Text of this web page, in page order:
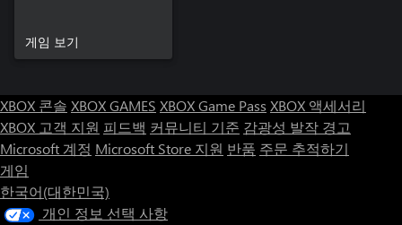
게임 보기
XBOX 콘솔 XBOX GAMES XBOX Game Pass XBOX 액세서리
XBOX 고객 지원 피드백 커뮤니티 기준 감광성 발작 경고
Microsoft 계정 Microsoft Store 지원 반품 주문 추적하기
게임
한국어(대한민국)
개인 정보 선택 사항